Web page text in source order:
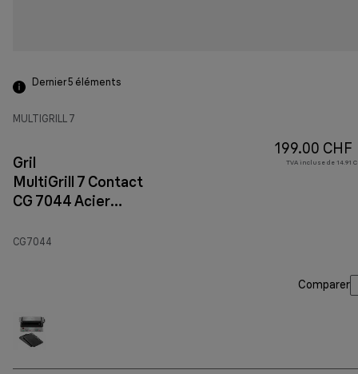
Dernier 5 éléments
MULTIGRILL 7
Gril
MultiGrill 7 Contact
CG 7044 Acier
CG7044
199.00 CHF
TVA incluse de 14.91
Comparer